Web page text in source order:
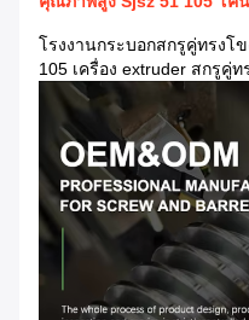
โรงงานกระบอกสกรูคู่ทรงโ
105 เครื่อง extruder สกรูคู่ท